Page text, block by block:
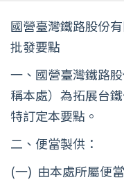
國營臺灣鐵路股份
批發要點
一、國營臺灣鐵路
稱本處）為拓展台
特訂定本要點。
二、便當製供：
(一) 由本處所屬便